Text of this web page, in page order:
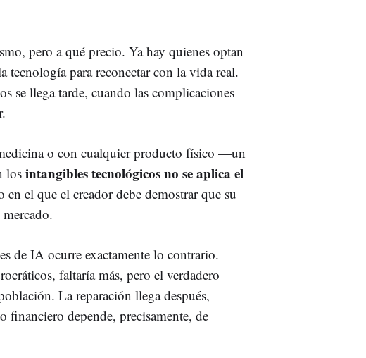
pero a qué precio. Ya hay quienes optan
tecnología para reconectar con la vida real.
se llega tarde, cuando las complicaciones
o con cualquier producto físico —un
los intangibles tecnológicos no se aplica el
en el que el creador debe demostrar que su
mercado.
de IA ocurre exactamente lo contrario.
faltaría más, pero el verdadero
La reparación llega después,
financiero depende, precisamente, de